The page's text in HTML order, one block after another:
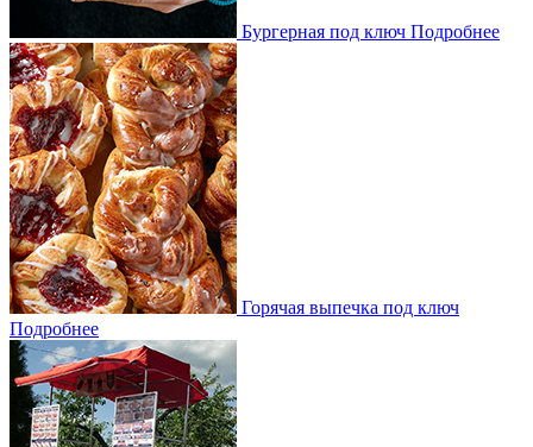
Бургерная под ключ Подробнее
Горячая выпечка под ключ
Подробнее